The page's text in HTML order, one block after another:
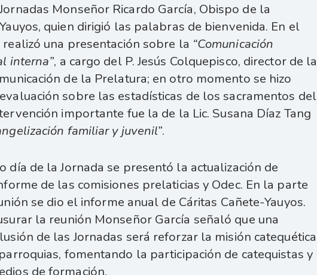
Monseñor Ricardo García, Obispo de la
quien dirigió las palabras de bienvenida. En el
una presentación sobre la “Comunicación
interna”, a cargo del P. Jesús Colquepisco, director de la
de la Prelatura; en otro momento se hizo
sobre las estadísticas de los sacramentos del
importante fue la de la Lic. Susana Díaz Tang
familiar y juvenil”.
día de la Jornada se presentó la actualización de
de las comisiones prelaticias y Odec. En la parte
se dio el informe anual de Cáritas Cañete-Yauyos.
la reunión Monseñor García señaló que una
de las Jornadas será reforzar la misión catequética
fomentando la participación de catequistas y